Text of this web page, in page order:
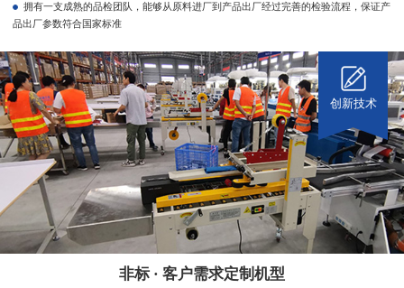
拥有一支成熟的品检团队，能够从原料进厂到产品出厂经过完善的检验流程，保证产
品出厂参数符合国家标准
创新技术
非标 · 客户需求定制机型